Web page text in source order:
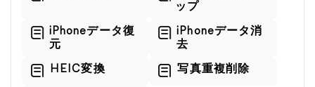
ップ
iPhoneデータ復
元
iPhoneデータ消
去
HEIC変換 写真重複削除